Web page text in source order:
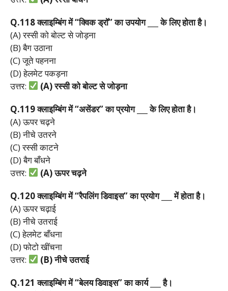
Q.118क्लाइम्बिंगमें “क्विकड्रॉ”काउपयोग ___केलिएहोताहै।
(A) रस्सी को बोल्ट से जोड़ना
(B) बैग उठाना
(C) जूते पहनना
(D) हेलमेट पकड़ना
उत्तर:
(A)रस्सीकोबोल्टसेजोड़ना
Q.119क्लाइम्बिंगमें “असेंडर”काप्रयोग ___केलिएहोताहै।
(A) ऊपर चढ़ने
(B) नीचे उतरने
(C) रस्सी काटने
(D) बैग बाँधने
उत्तर:
(A)ऊपरचढ़ने
Q.120क्लाइम्बिंगमें “रैपलिंगडिवाइस”काप्रयोग ___मेंहोताहै।
(A) ऊपर चढ़ाई
(B) नीचे उतराई
(C) हेलमेट बाँधना
(D) फोटो खींचना
उत्तर:
(B)नीचेउतराई
Q.121क्लाइम्बिंगमें “बेलयडिवाइस”काकार्य ___है।